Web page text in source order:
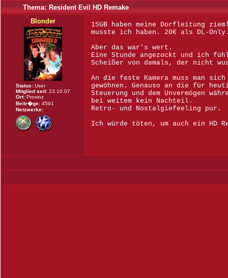
Thema: Resident Evil HD Remake
Blonder
Status: User
Mitglied seit: 23.10.07
Ort: Provinz
Beitr�ge: 4591
Netzwerke:
15GB haben meine Dorfleitung
musste ich haben. 20€ als DL-
Aber das war's wert.
Eine Stunde angezockt und ich
Scheißer von damals, der nicht
An die feste Kamera muss man
gewöhnen. Genauso an die für
Steuerung und dem Unvermögen
bei weitem kein Nachteil.
Retro- und Nostalgiefeeling pur.
Ich würde töten, um auch ein HD